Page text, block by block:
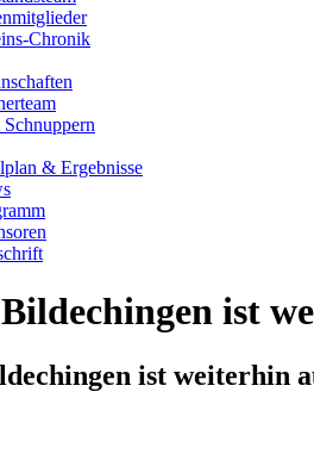
Chronik
Schnuppern
& Ergebnisse
ist
ist weiterhin